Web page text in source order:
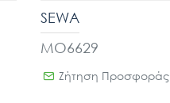
MO6629
SEWA
Ζήτηση Προσφοράς